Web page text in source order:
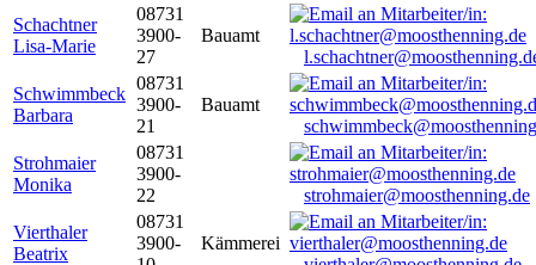
Schachtner
Lisa-Marie
08731
3900-
27
Bauamt
Schwimmbeck
Barbara
08731
3900-
21
Bauamt
Strohmaier
Monika
08731
3900-
22
strohmaier@moosthenning.de
Vierthaler
Beatrix
08731
3900-
Kämmerei